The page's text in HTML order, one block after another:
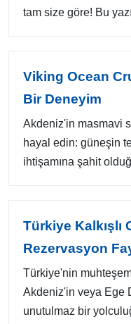
tam size göre! Bu
Viking Ocean
Bir Deneyim
Akdeniz'in masmavi
hayal edin: güneşin
ihtişamına şahit
Türkiye Kalkışlı
Rezervasyon
Türkiye'nin
Akdeniz'in veya Ege
unutulmaz bir